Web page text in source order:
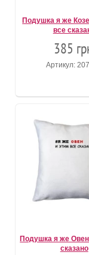
Подушка я же
все
385
Артикул:
Подушка я же
сказано